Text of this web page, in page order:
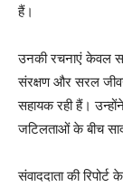
हैं।
उनकी रचनाएं केवल
संरक्षण और सरल
सहायक रही हैं।
जटिलताओं के बीच
संवाददाता की